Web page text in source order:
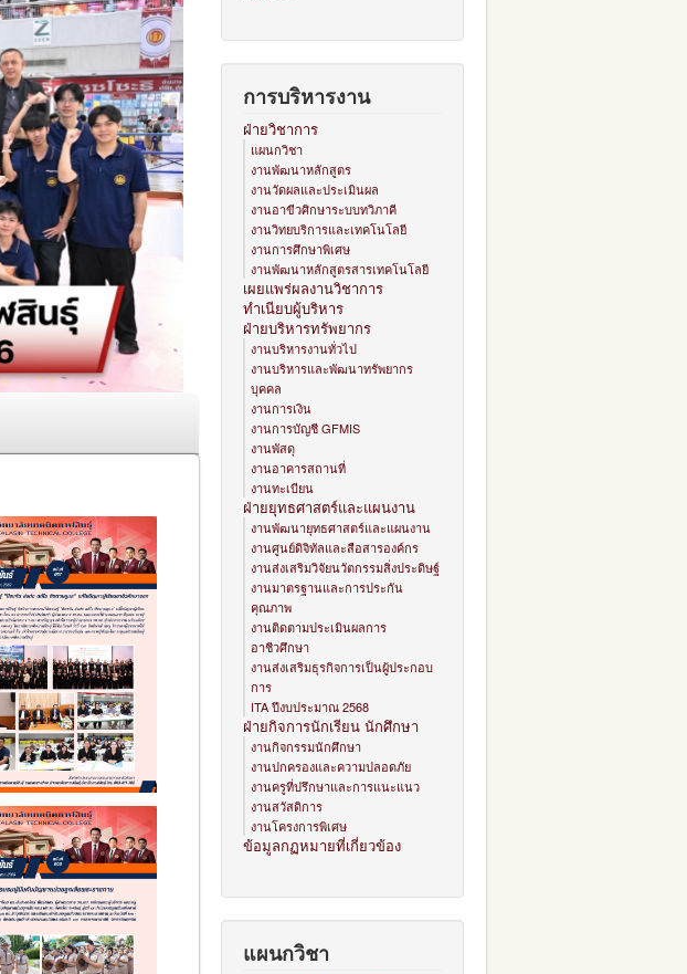
การบริหารงาน
ฝ่ายวิชาการ
แผนกวิชา
งานพัฒนาหลักสูตร
งานวัดผลและประเมินผล
งานอาขีวศิกษาระบบทวิภาคี
งานวิทยบริการและเทคโนโลยี
งานการศึกษาพิเศษ
งานพัฒนาหลักสูตรสารเทคโนโลยี
เผยแพร่ผลงานวิชาการ
ทำเนียบผู้บริหาร
ฝ่ายบริหารทรัพยากร
งานบริหารงานทั่วไป
งานบริหารและพัฒนาทรัพยากร
บุคคล
งานการเงิน
งานการบัญชี GFMIS
งานพัสดุ
งานอาคารสถานที่
งานทะเบียน
ฝ่ายยุทธศาสตร์และแผนงาน
งานพัฒนายุทธศาสตร์และแผนงาน
งานศูนย์ดิจิทัลและสือสารองค์กร
งานส่งเสริมวิจัยนวัตกรรมสิ่งประดิษฐ์
งานมาตรฐานและการประกัน
คุณภาพ
งานติดตามประเมินผลการ
อาชีวศึกษา
งานส่งเสริมธุรกิจการเป็นผู้ประกอบ
การ
ITA ปีงบประมาณ 2568
ฝ่ายกิจการนักเรียน นักศึกษา
งานกิจกรรมนักศึกษา
งานปกครองและความปลอดภัย
งานครูที่ปรึกษาและการแนะแนว
งานสวัสดิการ
งานโครงการพิเศษ
ข้อมูลกฏหมายที่เกี่ยวข้อง
แผนกวิชา